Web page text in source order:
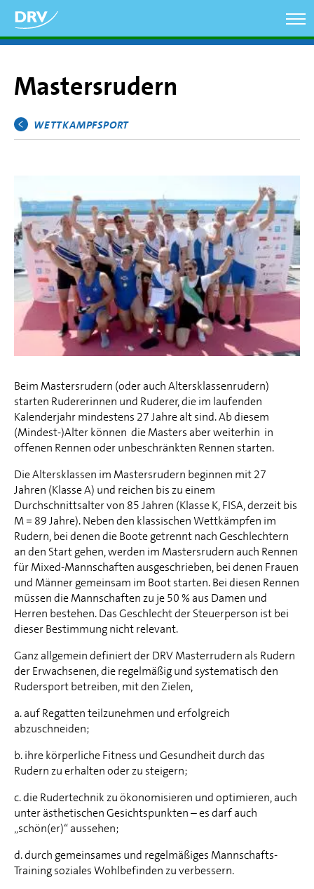
zum
Inhalt
Mastersrudern
Hauptmenü
WETTKAMPFSPORT
Beim Mastersrudern (oder auch Altersklassenrudern)
starten Rudererinnen und Ruderer, die im laufenden
Kalenderjahr mindestens 27 Jahre alt sind. Ab diesem
(Mindest-)Alter können die Masters aber weiterhin in
offenen Rennen oder unbeschränkten Rennen starten.
Die Altersklassen im Mastersrudern beginnen mit 27
Jahren (Klasse A) und reichen bis zu einem
Durchschnittsalter von 85 Jahren (Klasse K, FISA, derzeit bis
M = 89 Jahre). Neben den klassischen Wettkämpfen im
Rudern, bei denen die Boote getrennt nach Geschlechtern
an den Start gehen, werden im Mastersrudern auch Rennen
für Mixed-Mannschaften ausgeschrieben, bei denen Frauen
und Männer gemeinsam im Boot starten. Bei diesen Rennen
müssen die Mannschaften zu je 50 % aus Damen und
Herren bestehen. Das Geschlecht der Steuerperson ist bei
dieser Bestimmung nicht relevant.
Ganz allgemein definiert der DRV Masterrudern als Rudern
der Erwachsenen, die regelmäßig und systematisch den
Rudersport betreiben, mit den Zielen,
a. auf Regatten teilzunehmen und erfolgreich
abzuschneiden;
b. ihre körperliche Fitness und Gesundheit durch das
Rudern zu erhalten oder zu steigern;
c. die Rudertechnik zu ökonomisieren und optimieren, auch
unter ästhetischen Gesichtspunkten – es darf auch
„schön(er)“ aussehen;
d. durch gemeinsames und regelmäßiges Mannschafts-
Training soziales Wohlbefinden zu verbessern.